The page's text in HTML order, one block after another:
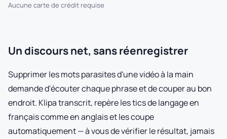
Aucune carte de crédit requise
Un discours net, sans réenregistrer
Supprimer les mots parasites d'une vidéo à la main
demande d'écouter chaque phrase et de couper au bon
endroit. Klipa transcrit, repère les tics de langage en
français comme en anglais et les coupe
automatiquement — à vous de vérifier le résultat, jamais